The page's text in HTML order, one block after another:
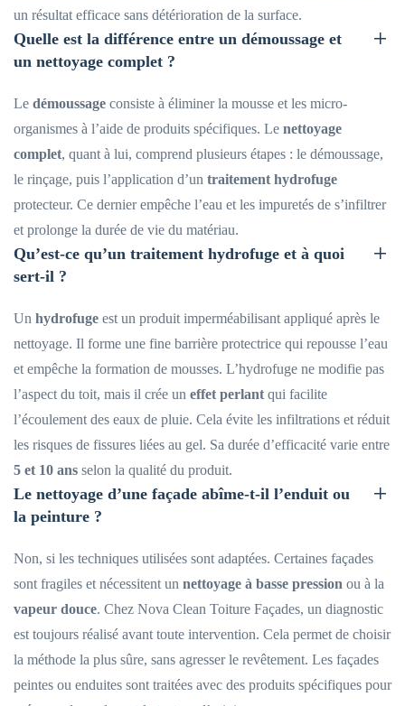
un résultat efficace sans détérioration de la surface.
Quelle est la différence entre un démoussage et
un nettoyage complet ?
Le démoussage consiste à éliminer la mousse et les micro-
organismes à l’aide de produits spécifiques. Le nettoyage
complet, quant à lui, comprend plusieurs étapes : le démoussage,
le rinçage, puis l’application d’un traitement hydrofuge
protecteur. Ce dernier empêche l’eau et les impuretés de s’infiltrer
et prolonge la durée de vie du matériau.
Qu’est-ce qu’un traitement hydrofuge et à quoi
sert-il ?
Un hydrofuge est un produit imperméabilisant appliqué après le
nettoyage. Il forme une fine barrière protectrice qui repousse l’eau
et empêche la formation de mousses. L’hydrofuge ne modifie pas
l’aspect du toit, mais il crée un effet perlant qui facilite
l’écoulement des eaux de pluie. Cela évite les infiltrations et réduit
les risques de fissures liées au gel. Sa durée d’efficacité varie entre
5 et 10 ans selon la qualité du produit.
Le nettoyage d’une façade abîme-t-il l’enduit ou
la peinture ?
Non, si les techniques utilisées sont adaptées. Certaines façades
sont fragiles et nécessitent un nettoyage à basse pression ou à la
vapeur douce. Chez Nova Clean Toiture Façades, un diagnostic
est toujours réalisé avant toute intervention. Cela permet de choisir
la méthode la plus sûre, sans agresser le revêtement. Les façades
peintes ou enduites sont traitées avec des produits spécifiques pour